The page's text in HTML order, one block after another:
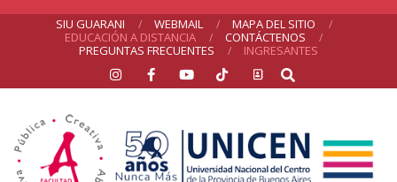
SIU GUARANI WEBMAIL
MAPA DEL SITIO
EDUCACIÓN A DISTANCIA
CONTÁCTENOS
PREGUNTAS FRECUENTES
INGRESANTES
Search